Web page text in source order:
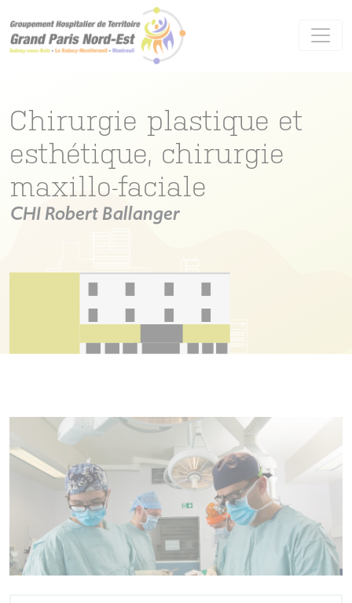
Chirurgie plastique et
esthétique, chirurgie
maxillo-faciale
CHI Robert Ballanger
Panneau de gestion des cookies